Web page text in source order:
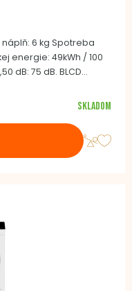
energie: 49kWh / 100
dB: 75 dB. BLCD
Skladom